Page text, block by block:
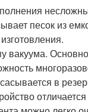
песок из
в